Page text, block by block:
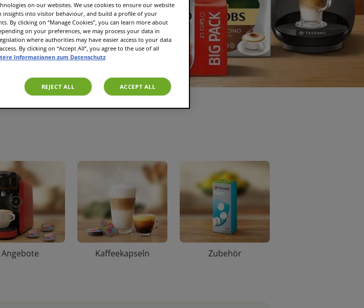
Angebote Kaffeekapseln Zubehör
on our websites. We use cookies to ensure our website
into visitor behaviour, and build a profile of your
By clicking on “Manage Cookies”, you can learn more about
on your preferences, we may process your data in
where authorities may have easier access to your data
By clicking on “Accept All”, you agree to the use of all
Informationen zum Datenschutz
REJECT ALL ACCEPT ALL